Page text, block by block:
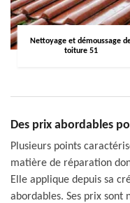
Nettoyage et démoussage
toiture 51
Des prix abordables
Plusieurs points
matière de réparation
Elle applique depuis sa
abordables. Ses prix sont